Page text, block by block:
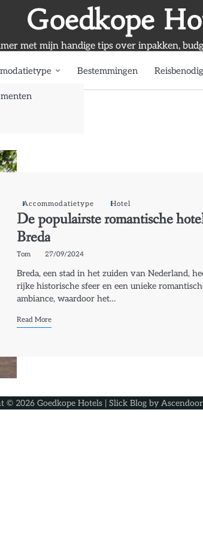
Goedkope
met mijn handige tips over inpakken,
Bestemmingen
Accommodatietype Hotel
De populairste romantische
Breda
Tom 27/09/2024
Breda, een stad in het zuiden van Nederland,
rijke historische sfeer en een unieke
ambiance, waardoor het…
Read More
© 2026 Goedkope Hotels | Slick Blog by Ascendoor